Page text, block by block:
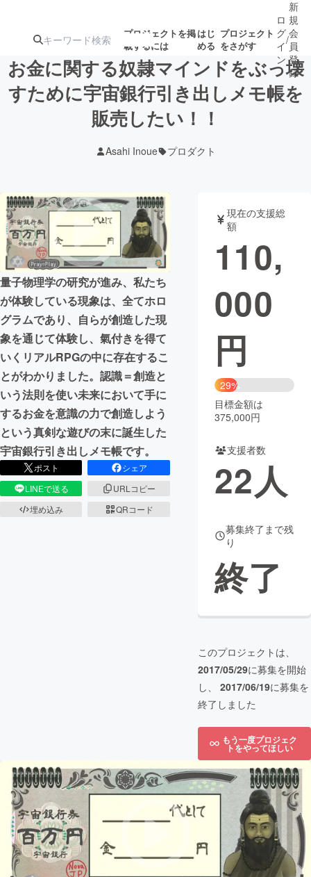
プロジェクトを掲
載するには
はじ
める
プロジェクト
をさがす
注目のリ 注目の新着プロ募集終了が近いプ
テクノロジー・ガジェット
映像・映画 書籍・雑誌
ビジネス・起業 チャレンジ
まちづくり・地域活性化
CAMPFIRE for Social Good
CAMPFIRE Creation
CAMPFIREふるさと納税machi-ya コミュニティ
ロ
グ
イ
ン
/
新
規
会
員
登
録
お金に関する奴隷マインドをぶっ壊
すために宇宙銀行引き出しメモ帳を
販売したい！！
Asahi Inoue プロダクト
量子物理学の研究が進み、私たち
が体験している現象は、全てホロ
グラムであり、自らが創造した現
象を通じて体験し、氣付きを得て
いくリアルRPGの中に存在するこ
とがわかりました。認識＝創造と
いう法則を使い未来において手に
するお金を意識の力で創造しよう
という真剣な遊びの末に誕生した
宇宙銀行引き出しメモ帳です。
ポスト
シェア
LINEで送る
URLコピー
埋め込み
QRコード
現在の支援総
額
110,
000
円
29%
目標金額は
375,000円
支援者数
22人
募集終了まで残
り
終了
このプロジェクトは、
2017/05/29に募集を開始
し、 2017/06/19に募集を
終了しました
もう一度プロジェク
トをやってほしい